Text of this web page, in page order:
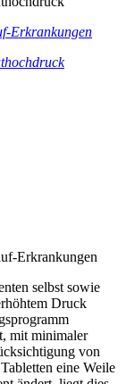
Erkrankungen
Erkrankungen
selbst sowie
Druck
mit minimaler
von
eine Weile